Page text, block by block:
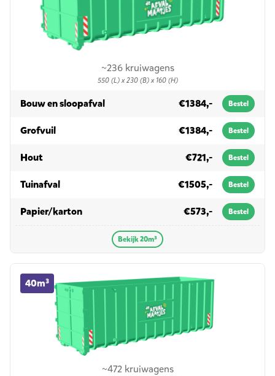
~236 kruiwagens
550 (L) x 230 (B) x 160 (H)
Bouw en sloopafvalin 20m³ €1384,- Bestel
Grofvuilin 20m³ €1384,- Bestel
Houtin 20m³ €721,- Bestel
Tuinafvalin 20m³ €1505,- Bestel
Papier/kartonin 20m³ €573,- Bestel
Bekijk 20m³
~472 kruiwagens
40m³
40m³ container huren